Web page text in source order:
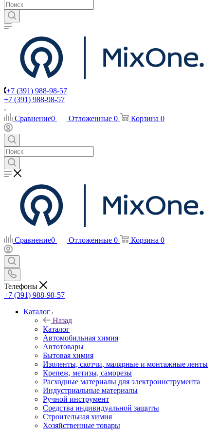
+7 (391) 988-98-57
+7 (391) 988-98-57
Сравнение0 Отложенные 0 Корзина 0
Сравнение0 Отложенные 0 Корзина 0
Телефоны
+7 (391) 988-98-57
Каталог
Назад
Каталог
Автомобильная химия
Автотовары
Бытовая химия
Изоленты, скотчи, малярные и монтажные ленты
Крепеж, метизы, саморезы
Расходные материалы для электроинструмента
Индустриальные материалы
Ручной инструмент
Средства индивидуальной защиты
Строительная химия
Хозяйственные товары